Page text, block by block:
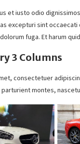
et iusto odio
excepturi sint occaecati
consectetuer
montes,